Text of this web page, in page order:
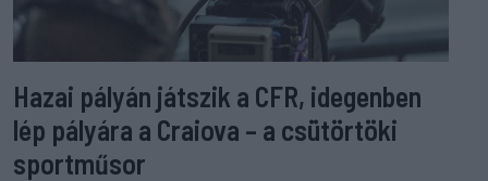
Hazai pályán játszik a CFR, idegenben
lép pályára a Craiova – a csütörtöki
sportműsor